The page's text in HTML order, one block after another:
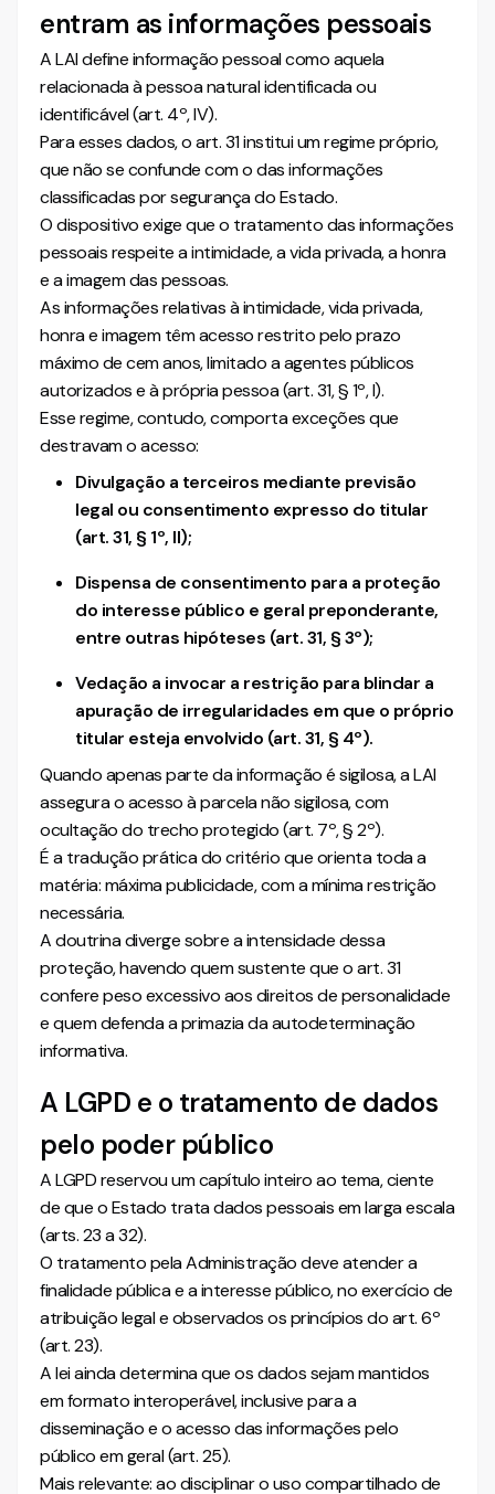
entram as informações pessoais
A LAI define informação pessoal como aquela
relacionada à pessoa natural identificada ou
identificável (art. 4º, IV).
Para esses dados, o art. 31 institui um regime próprio,
que não se confunde com o das informações
classificadas por segurança do Estado.
O dispositivo exige que o tratamento das informações
pessoais respeite a intimidade, a vida privada, a honra
e a imagem das pessoas.
As informações relativas à intimidade, vida privada,
honra e imagem têm acesso restrito pelo prazo
máximo de cem anos, limitado a agentes públicos
autorizados e à própria pessoa (art. 31, § 1º, I).
Esse regime, contudo, comporta exceções que
destravam o acesso:
Divulgação a terceiros mediante previsão
legal ou consentimento expresso do titular
(art. 31, § 1º, II);
Dispensa de consentimento para a proteção
do interesse público e geral preponderante,
entre outras hipóteses (art. 31, § 3º);
Vedação a invocar a restrição para blindar a
apuração de irregularidades em que o próprio
titular esteja envolvido (art. 31, § 4º).
Quando apenas parte da informação é sigilosa, a LAI
assegura o acesso à parcela não sigilosa, com
ocultação do trecho protegido (art. 7º, § 2º).
É a tradução prática do critério que orienta toda a
matéria: máxima publicidade, com a mínima restrição
necessária.
A doutrina diverge sobre a intensidade dessa
proteção, havendo quem sustente que o art. 31
confere peso excessivo aos direitos de personalidade
e quem defenda a primazia da autodeterminação
informativa.
A LGPD e o tratamento de dados
pelo poder público
A LGPD reservou um capítulo inteiro ao tema, ciente
de que o Estado trata dados pessoais em larga escala
(arts. 23 a 32).
O tratamento pela Administração deve atender a
finalidade pública e a interesse público, no exercício de
atribuição legal e observados os princípios do art. 6º
(art. 23).
A lei ainda determina que os dados sejam mantidos
em formato interoperável, inclusive para a
disseminação e o acesso das informações pelo
público em geral (art. 25).
Mais relevante: ao disciplinar o uso compartilhado de